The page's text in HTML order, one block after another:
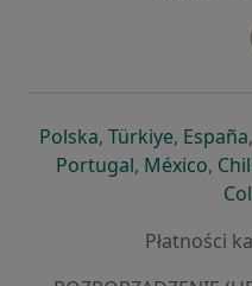
Polskaotwiera się w
, Türkiyeotwiera
, España,
Portugalotwiera się
, México,
Płatności